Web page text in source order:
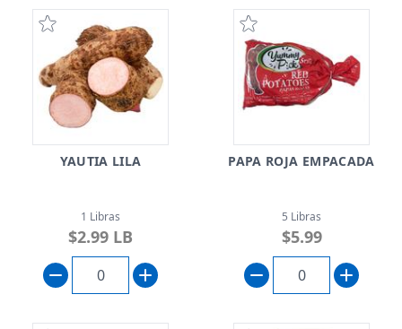
YAUTIA LILA
1 Libras
$2.99 LB
PAPA ROJA EMPACADA
5 Libras
$5.99